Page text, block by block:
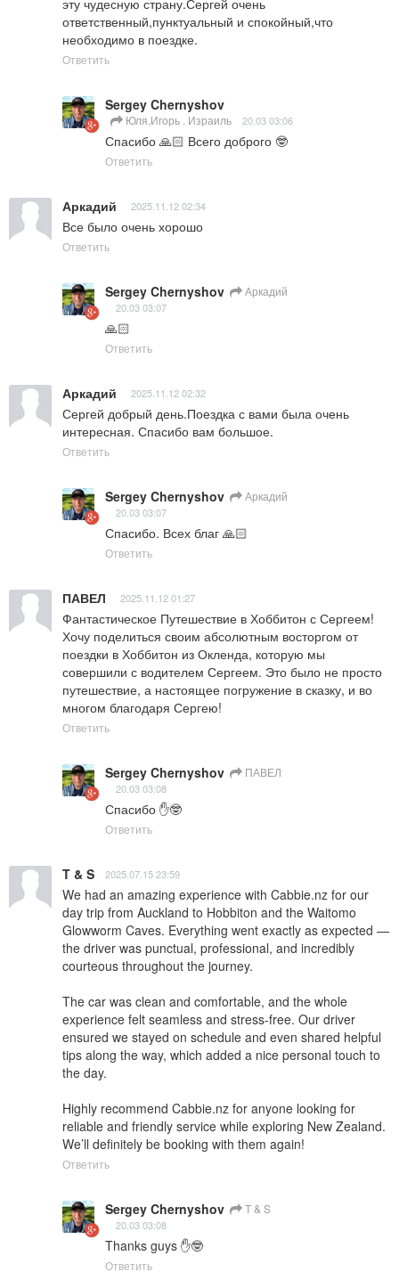
ответственный,пунктуальный и спокойный,что
необходимо в поездке.
Ответить
Sergey Chernyshov
Юля,Игорь . Израиль 20.03 03:06
Спасибо 🙏🏻 Всего доброго 🤓
Ответить
Аркадий 2025.11.12 02:34
Все было очень хорошо
Ответить
Sergey Chernyshov Аркадий
20.03 03:07
🙏🏻
Ответить
Аркадий 2025.11.12 02:32
Сергей добрый день.Поездка с вами была очень
интересная. Спасибо вам большое.
Ответить
Sergey Chernyshov Аркадий
20.03 03:07
Спасибо. Всех благ 🙏🏻
Ответить
ПАВЕЛ 2025.11.12 01:27
Фантастическое Путешествие в Хоббитон с Сергеем!
​Хочу поделиться своим абсолютным восторгом от
поездки в Хоббитон из Окленда, которую мы
совершили с водителем Сергеем. Это было не просто
путешествие, а настоящее погружение в сказку, и во
многом благодаря Сергею!
Ответить
Sergey Chernyshov ПАВЕЛ
20.03 03:08
Спасибо ✋🤓
Ответить
T & S 2025.07.15 23:59
We had an amazing experience with Cabbie.nz for our
day trip from Auckland to Hobbiton and the Waitomo
Glowworm Caves. Everything went exactly as expected —
the driver was punctual, professional, and incredibly
courteous throughout the journey.
The car was clean and comfortable, and the whole
experience felt seamless and stress-free. Our driver
ensured we stayed on schedule and even shared helpful
tips along the way, which added a nice personal touch to
the day.
Highly recommend Cabbie.nz for anyone looking for
reliable and friendly service while exploring New Zealand.
We’ll definitely be booking with them again!
Ответить
Sergey Chernyshov T & S
20.03 03:08
Thanks guys ✋🤓
Ответить